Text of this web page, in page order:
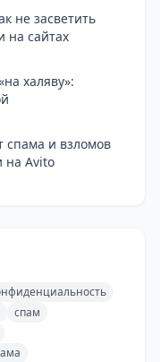
не засветить
на сайтах
халяву»:
и взломов
на Avito
спам